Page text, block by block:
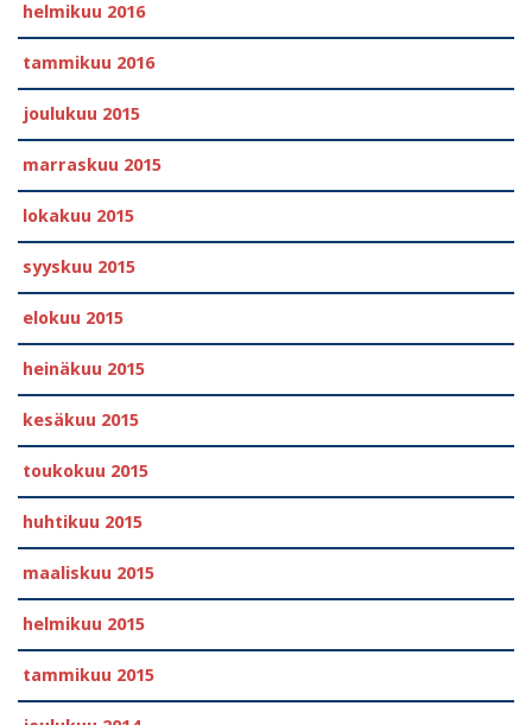
helmikuu 2016
tammikuu 2016
joulukuu 2015
marraskuu 2015
lokakuu 2015
syyskuu 2015
elokuu 2015
heinäkuu 2015
kesäkuu 2015
toukokuu 2015
huhtikuu 2015
maaliskuu 2015
helmikuu 2015
tammikuu 2015